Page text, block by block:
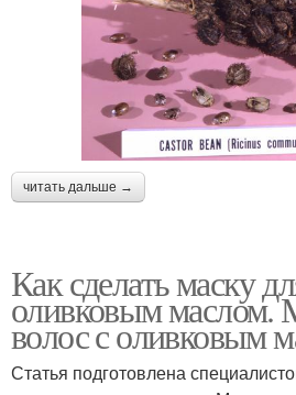
читать дальше →
Как сделать маску
оливковым маслом.
волос с оливковым
Статья подготовлена